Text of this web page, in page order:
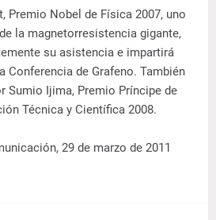
Premio Nobel de Física 2007, uno
la magnetorresistencia gigante,
su asistencia e impartirá
Conferencia de Grafeno. También
Sumio Ijima, Premio Príncipe de
Técnica y Científica 2008.
29 de marzo de 2011